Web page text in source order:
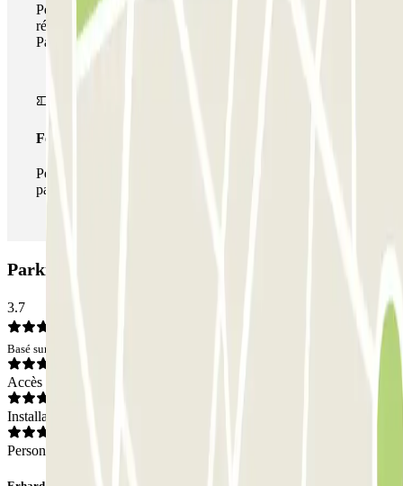
Pendant votre séjour, vous pouvez utiliser l'ensemble du
réseau de parkings de cet opérateur disponible sur
Parclick.
Forfait illimité
Pendant votre séjour, vous pouvez entrer et sortir du
parking aussi souvent que vous le souhaitez.
Parking ParkBee Augustijnendreef: Avis
3.7
Basé sur 4 avis
Accès
Installations
Personnel